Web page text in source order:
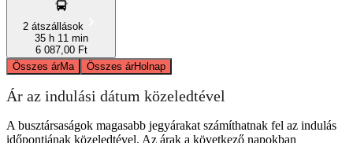
2 átszállások
35 h 11 min
6 087,00 Ft
Összes árMa Összes árHolnap
Ár az indulási dátum közeledtével
A busztársaságok magasabb jegyárakat számíthatnak fel az indulás
időpontjának közeledtével. Az árak a következő napokban